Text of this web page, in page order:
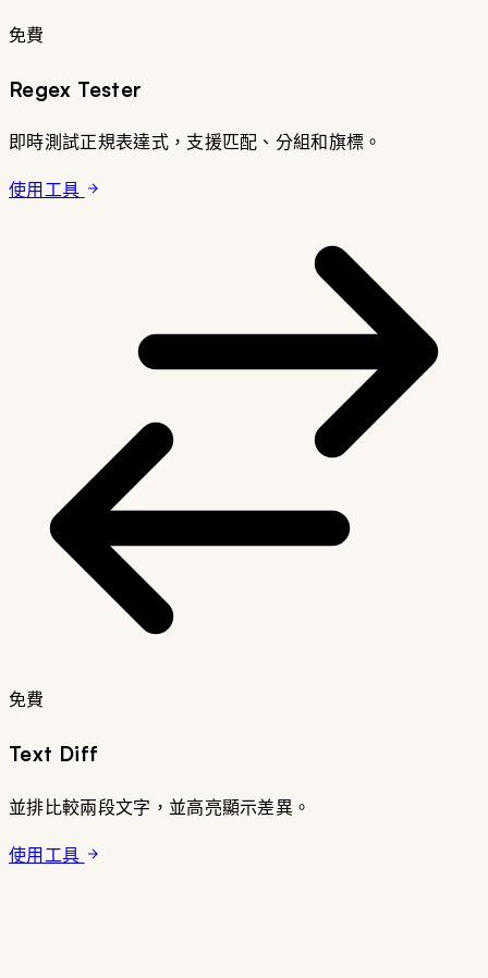
免費
Regex Tester
即時測試正規表達式，支援匹配、分組和旗標。
使用工具
免費
Text Diff
並排比較兩段文字，並高亮顯示差異。
使用工具